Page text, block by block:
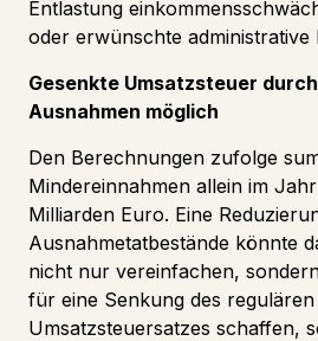
Entlastung
oder erwünschte
Gesenkte Umsatzsteuer
Ausnahmen möglich
Den Berechnungen zufolge
Mindereinnahmen allein im
Milliarden Euro. Eine
Ausnahmetatbestände könnte
nicht nur vereinfachen,
für eine Senkung des regulären
Umsatzsteuersatzes schaffen,